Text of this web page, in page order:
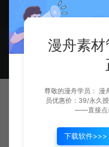
漫舟动画，让做动画更便捷！
漫舟动画 © 2024 - 2025 -
Animation, Making Anim
漫舟素材
尊敬的漫舟学员： 漫
员优惠价：39/永久
——直接点
下载软件>>>